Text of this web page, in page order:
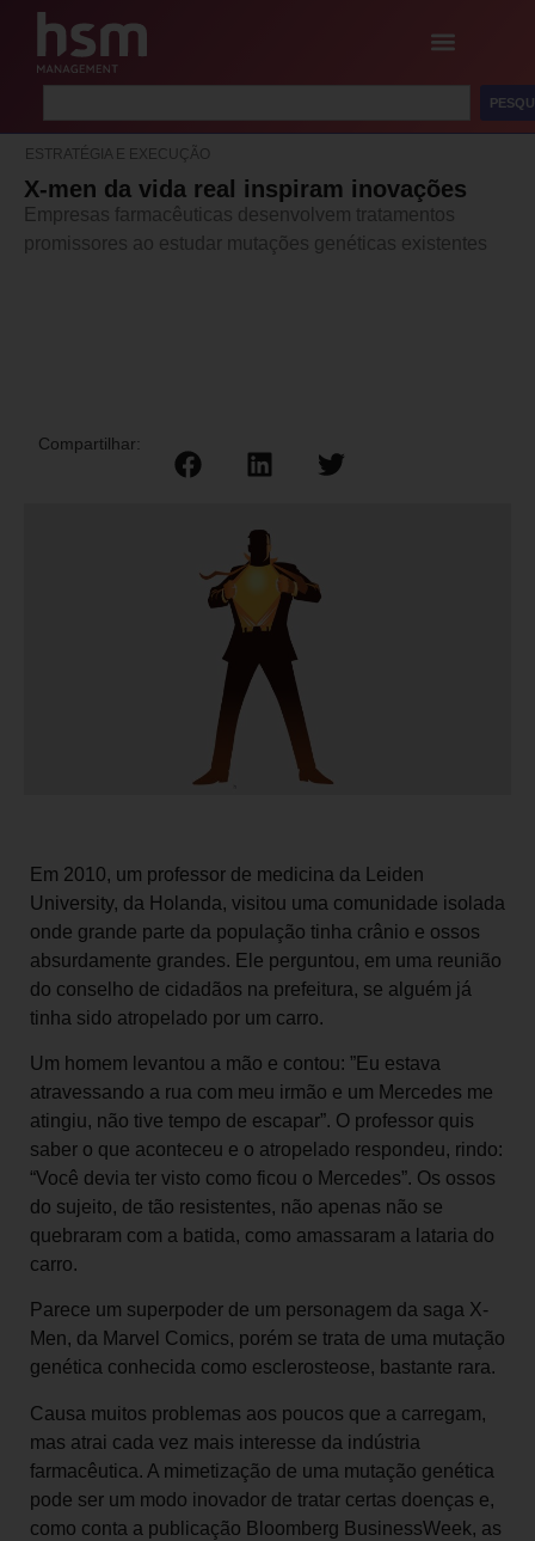
ESTRATÉGIA E EXECUÇÃO
X-men da vida real inspiram inovações
Empresas farmacêuticas desenvolvem tratamentos
promissores ao estudar mutações genéticas existentes
Compartilhar:
Em 2010, um professor de medicina da Leiden
University, da Holanda, visitou uma comunidade isolada
onde grande parte da população tinha crânio e ossos
absurdamente grandes. Ele perguntou, em uma reunião
do conselho de cidadãos na prefeitura, se alguém já
tinha sido atropelado por um carro.
Um homem levantou a mão e contou: ”Eu estava
atravessando a rua com meu irmão e um Mercedes me
atingiu, não tive tempo de escapar”. O professor quis
saber o que aconteceu e o atropelado respondeu, rindo:
“Você devia ter visto como ficou o Mercedes”. Os ossos
do sujeito, de tão resistentes, não apenas não se
quebraram com a batida, como amassaram a lataria do
carro.
Parece um superpoder de um personagem da saga X-
Men, da Marvel Comics, porém se trata de uma mutação
genética conhecida como esclerosteose, bastante rara.
Causa muitos problemas aos poucos que a carregam,
mas atrai cada vez mais interesse da indústria
farmacêutica. A mimetização de uma mutação genética
pode ser um modo inovador de tratar certas doenças e,
como conta a publicação Bloomberg BusinessWeek, as